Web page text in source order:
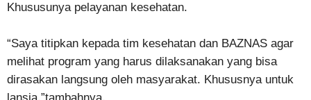
Khususunya pelayanan kesehatan.
“Saya titipkan kepada tim kesehatan dan BAZNAS agar
melihat program yang harus dilaksanakan yang bisa
dirasakan langsung oleh masyarakat. Khususnya untuk